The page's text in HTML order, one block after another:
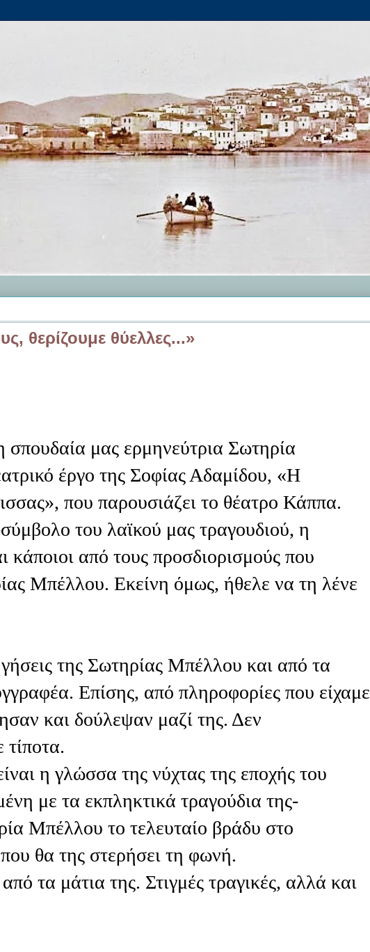
θερίζουμε θύελλες...»
σπουδαία μας ερμηνεύτρια Σωτηρία
έργο της Σοφίας Αδαμίδου, «Η
που παρουσιάζει το θέατρο Κάππα.
του λαϊκού μας τραγουδιού, η
κάποιοι από τους προσδιορισμούς που
Μπέλλου. Εκείνη όμως, ήθελε να τη λένε
της Σωτηρίας Μπέλλου και από τα
Επίσης, από πληροφορίες που είχαμε
και δούλεψαν μαζί της. Δεν
η γλώσσα της νύχτας της εποχής του
με τα εκπληκτικά τραγούδια της-
Μπέλλου το τελευταίο βράδυ στο
θα της στερήσει τη φωνή.
τα μάτια της. Στιγμές τραγικές, αλλά και